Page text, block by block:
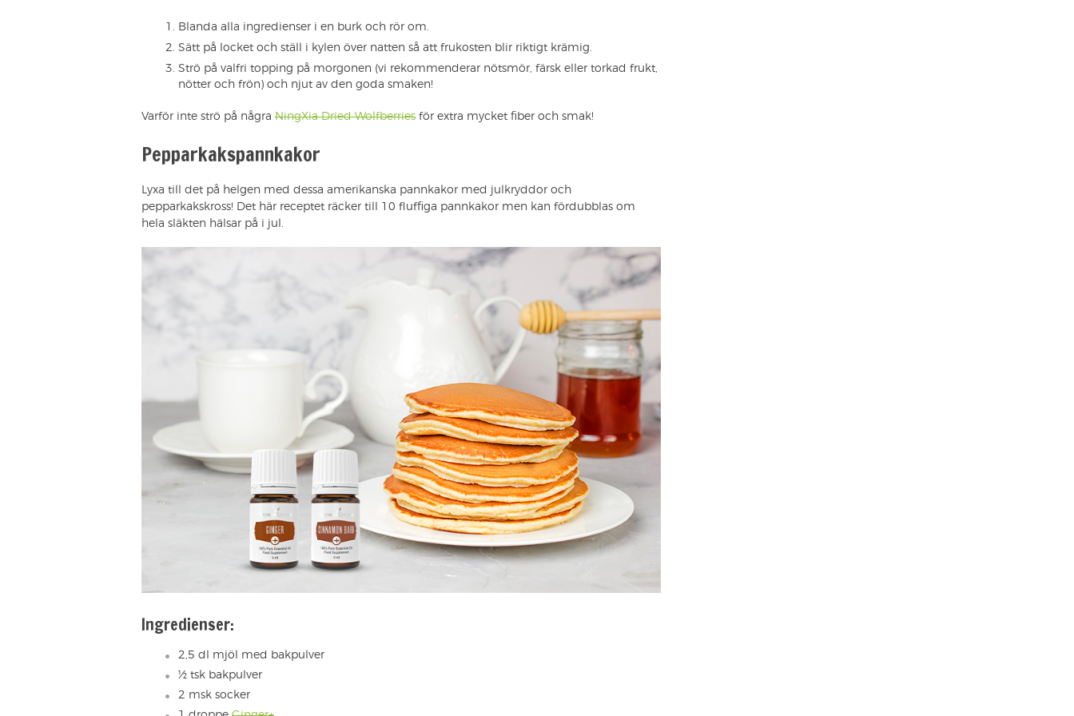
Blanda alla ingredienser i en burk och rör om.
Sätt på locket och ställ i kylen över natten så att frukosten blir riktigt krämig.
Strö på valfri topping på morgonen (vi rekommenderar nötsmör, färsk eller torkad frukt,
nötter och frön) och njut av den goda smaken!
Varför inte strö på några NingXia Dried Wolfberries för extra mycket fiber och smak!
Pepparkakspannkakor
Lyxa till det på helgen med dessa amerikanska pannkakor med julkryddor och
pepparkakskross! Det här receptet räcker till 10 fluffiga pannkakor men kan fördubblas om
hela släkten hälsar på i jul.
Ingredienser:
2,5 dl mjöl med bakpulver
½ tsk bakpulver
2 msk socker